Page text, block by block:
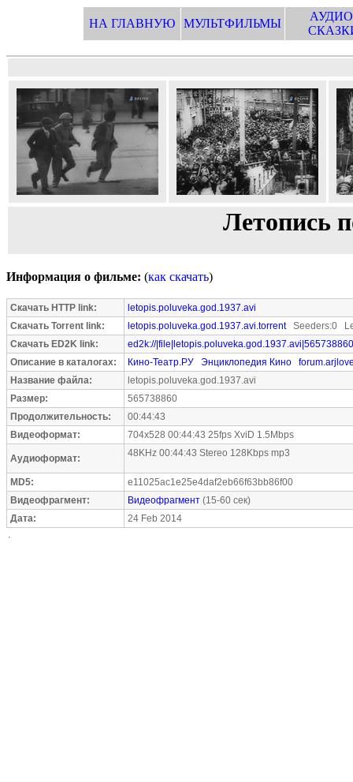
НА ГЛАВНУЮ МУЛЬТФИЛЬМЫ
Летопись
Информация о фильме: (как скачать)
Скачать HTTP link:
letopis.poluveka.god.1937.avi
Скачать Torrent link:
letopis.poluveka.god.1937.avi.torrentSeeders:0
Скачать ED2K link:
ed2k://
Описание в каталогах:
Кино-Театр.РУ Энциклопедия Кино
Название файла:
letopis.poluveka.god.1937.avi
Размер:
565738860
Продолжительность:
00:44:43
Видеоформат:
704x528 00:44:43 25fps XviD 1.5Mbps
Аудиоформат: 48KHz 00:44:43 Stereo 128Kbps mp3
MD5:
e11025ac1e25e4daf2eb66f63bb86f00
Видеофрагмент:
Видеофрагмент (15-60 сек)
Дата:
24 Feb 2014